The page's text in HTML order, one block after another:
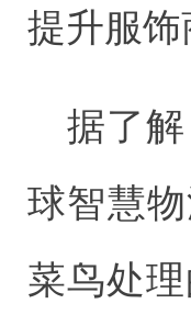
提升服
据了
球智慧
菜鸟处